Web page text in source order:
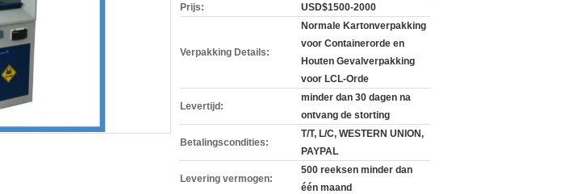
Prijs:
USD$1500-2000
Verpakking Details:
Normale Kartonverpakking
voor Containerorde en
Houten Gevalverpakking
voor LCL-Orde
Levertijd:
minder dan 30 dagen na
ontvang de storting
Betalingscondities:
T/T, L/C, WESTERN UNION,
PAYPAL
Levering vermogen:
500 reeksen minder dan
één maand